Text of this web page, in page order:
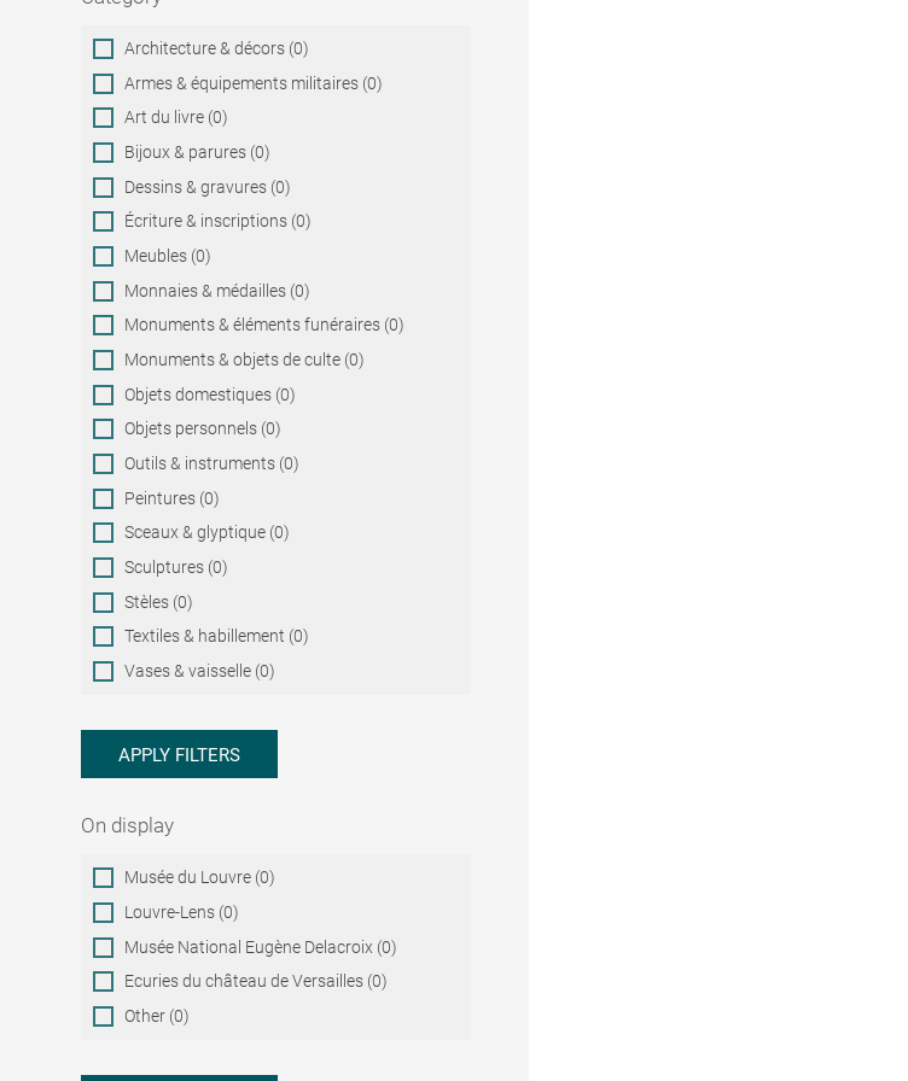
Category
Architecture & décors (0)
Armes & équipements militaires (0)
Art du livre (0)
Bijoux & parures (0)
Dessins & gravures (0)
Écriture & inscriptions (0)
Meubles (0)
Monnaies & médailles (0)
Monuments & éléments funéraires (0)
Monuments & objets de culte (0)
Objets domestiques (0)
Objets personnels (0)
Outils & instruments (0)
Peintures (0)
Sceaux & glyptique (0)
Sculptures (0)
Stèles (0)
Textiles & habillement (0)
Vases & vaisselle (0)
APPLY FILTERS
On display
On
display
Musée du Louvre (0)
Louvre-Lens (0)
Musée National Eugène Delacroix (0)
Ecuries du château de Versailles (0)
Other (0)